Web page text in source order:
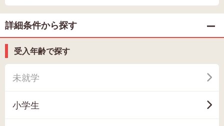
詳細条件から探す
受入年齢で探す
未就学
小学生